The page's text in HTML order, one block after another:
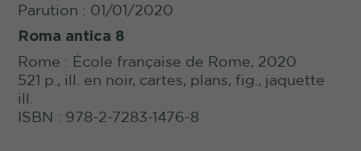
Parution : 01/01/2020
Roma antica 8
Rome : École française de Rome, 2020
521 p., ill. en noir, cartes, plans, fig., jaquette
ill.
ISBN : 978-2-7283-1476-8